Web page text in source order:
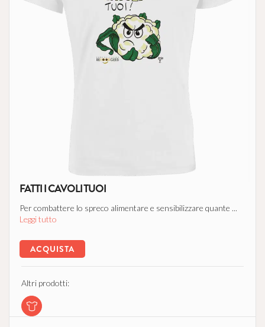
FATTI I CAVOLI TUOI
Per combattere lo spreco alimentare e sensibilizzare quante ...
Leggi tutto
ACQUISTA
Altri prodotti: